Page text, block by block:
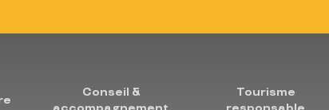
Conseil &
Tourisme